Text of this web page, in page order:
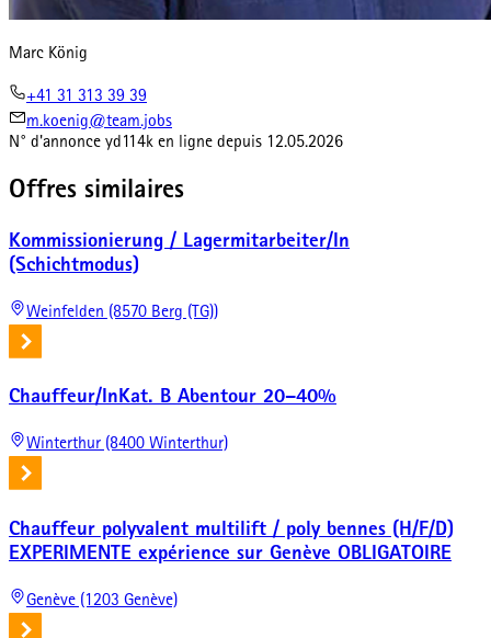
Marc König
+41 31 313 39 39
m.koenig@team.jobs
N° d'annonce yd114k en ligne depuis 12.05.2026
Offres similaires
Kommissionierung / Lagermitarbeiter/In
(Schichtmodus)
Weinfelden (8570 Berg (TG))
Chauffeur/InKat. B Abentour 20–40%
Winterthur (8400 Winterthur)
Chauffeur polyvalent multilift / poly bennes (H/F/D)
EXPERIMENTE expérience sur Genève OBLIGATOIRE
Genève (1203 Genève)